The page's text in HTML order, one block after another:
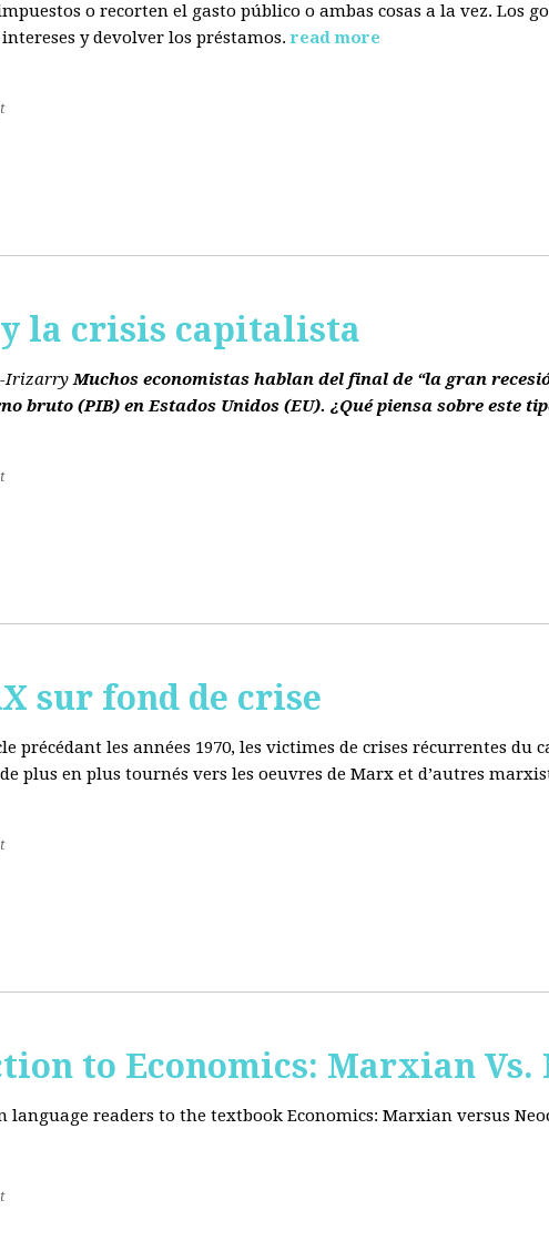
o recorten el gasto público o ambas cosas a la vez. Los
y devolver los préstamos. read more
y la crisis capitalista
Irizarry Muchos economistas hablan del final de “la gran
bruto (PIB) en Estados Unidos (EU). ¿Qué piensa sobre este
sur fond de crise
précédant les années 1970, les victimes de crises récurrentes du
plus en plus tournés vers les oeuvres de Marx et d’autres
to Economics: Marxian Vs.
readers to the textbook Economics: Marxian versus